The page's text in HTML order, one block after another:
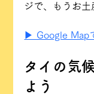
ジで、もうお土
▶ Google Map
タイの気
よう